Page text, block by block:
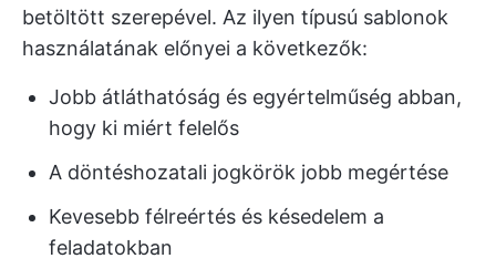
betöltött szerepével. Az ilyen típusú sablonok
használatának előnyei a következők:
Jobb átláthatóság és egyértelműség abban,
hogy ki miért felelős
A döntéshozatali jogkörök jobb megértése
Kevesebb félreértés és késedelem a
feladatokban